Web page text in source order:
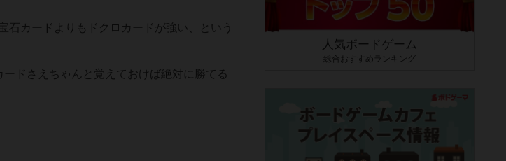
石カードよりもドクロカードが強い、という
ドさえちゃんと覚えておけば絶対に勝てる
人気ボードゲーム
総合おすすめランキング